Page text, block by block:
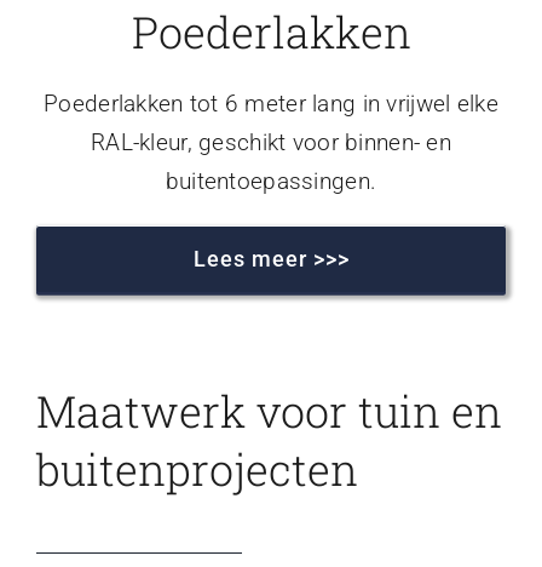
Poederlakken
Poederlakken tot 6 meter lang in vrijwel elke
RAL-kleur, geschikt voor binnen- en
buitentoepassingen.
Lees meer >>>
Maatwerk voor tuin en
buitenprojecten